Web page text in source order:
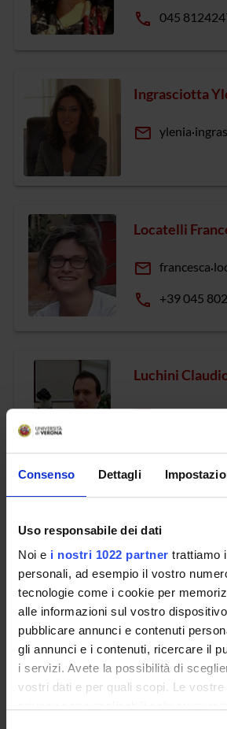
Consenso Dettagli
Uso responsabile dei dati
Noi e i nostri 1022 partner trattiamo
personali, ad esempio il vostro
tecnologie come i cookie per
alle informazioni sul vostro
pubblicare annunci e contenuti
gli annunci e i contenuti, ricercare il
i servizi. Avete la possibilità di
vostri dati e per quali scopi. Le
phone 045
Ingrasciotta
email ylenia
Locatelli
email francesca
phone +39 045
Luchini
emailclaudio
045/
emailgiancarlo
phone
Marcon
email